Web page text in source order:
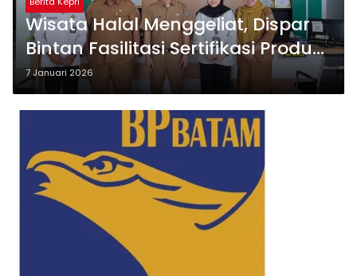
Wisata Halal Menggeliat, Dispar
Bintan Fasilitasi Sertifikasi Produk
Kuliner
7 Januari 2026